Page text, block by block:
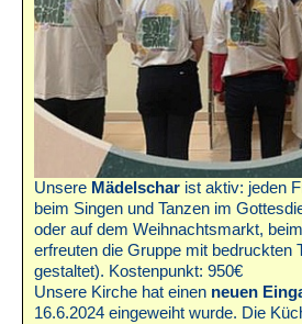
Unsere Mädelschar ist aktiv: jeden
beim Singen und Tanzen im
oder auf dem Weihnachtsmarkt,
erfreuten die Gruppe mit bedruckten
gestaltet). Kostenpunkt: 950€
Unsere Kirche hat einen neuen
16.6.2024 eingeweiht wurde. Die